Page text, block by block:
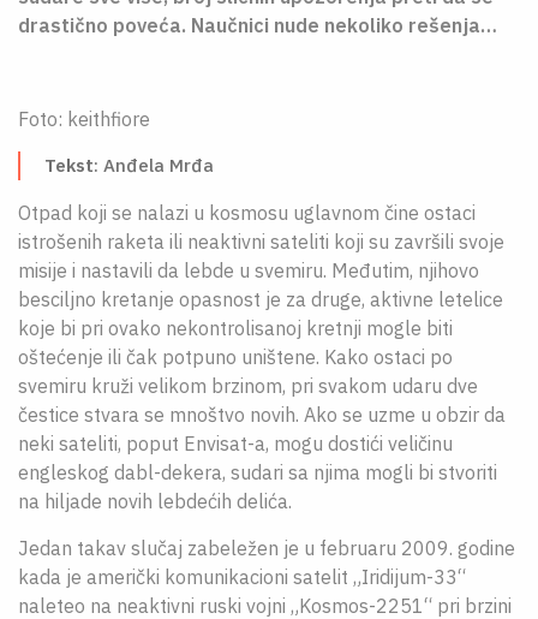
O NAMA
ЋИР
drastično poveća. Naučnici nude nekoliko rešenja…
Foto: keithfiore
Tekst: Anđela Mrđa
Otpad koji se nalazi u kosmosu uglavnom čine ostaci
istrošenih raketa ili neaktivni sateliti koji su završili svoje
misije i nastavili da lebde u svemiru. Međutim, njihovo
besciljno kretanje opasnost je za druge, aktivne letelice
koje bi pri ovako nekontrolisanoj kretnji mogle biti
oštećenje ili čak potpuno uništene. Kako ostaci po
svemiru kruži velikom brzinom, pri svakom udaru dve
čestice stvara se mnoštvo novih. Ako se uzme u obzir da
neki sateliti, poput Envisat-a, mogu dostići veličinu
engleskog dabl-dekera, sudari sa njima mogli bi stvoriti
na hiljade novih lebdećih delića.
Jedan takav slučaj zabeležen je u februaru 2009. godine
kada je američki komunikacioni satelit „Iridijum-33“
naleteo na neaktivni ruski vojni „Kosmos-2251“ pri brzini